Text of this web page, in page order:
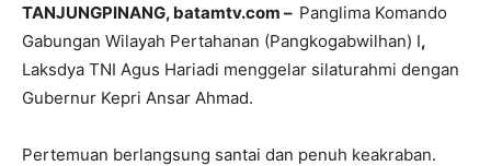
TANJUNGPINANG, batamtv.com – Panglima Komando
Gabungan Wilayah Pertahanan (Pangkogabwilhan) I,
Laksdya TNI Agus Hariadi menggelar silaturahmi dengan
Gubernur Kepri Ansar Ahmad.
Pertemuan berlangsung santai dan penuh keakraban.